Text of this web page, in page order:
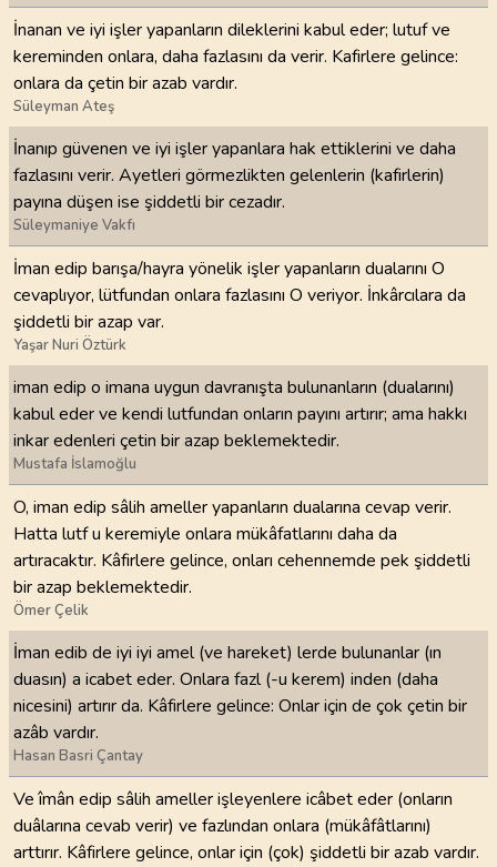
İnanan ve iyi işler yapanların dileklerini kabul eder; lutuf ve
kereminden onlara, daha fazlasını da verir. Kafirlere gelince:
onlara da çetin bir azab vardır.
Süleyman Ateş
İnanıp güvenen ve iyi işler yapanlara hak ettiklerini ve daha
fazlasını verir. Ayetleri görmezlikten gelenlerin (kafirlerin)
payına düşen ise şiddetli bir cezadır.
Süleymaniye Vakfı
İman edip barışa/hayra yönelik işler yapanların dualarını O
cevaplıyor, lütfundan onlara fazlasını O veriyor. İnkârcılara da
şiddetli bir azap var.
Yaşar Nuri Öztürk
iman edip o imana uygun davranışta bulunanların (dualarını)
kabul eder ve kendi lutfundan onların payını artırır; ama hakkı
inkar edenleri çetin bir azap beklemektedir.
Mustafa İslamoğlu
O, iman edip sâlih ameller yapanların dualarına cevap verir.
Hatta lutf u keremiyle onlara mükâfatlarını daha da
artıracaktır. Kâfirlere gelince, onları cehennemde pek şiddetli
bir azap beklemektedir.
Ömer Çelik
İman edib de iyi iyi amel (ve hareket) lerde bulunanlar (ın
duasın) a icabet eder. Onlara fazl (-u kerem) inden (daha
nicesini) artırır da. Kâfirlere gelince: Onlar için de çok çetin bir
azâb vardır.
Hasan Basri Çantay
Ve îmân edip sâlih ameller işleyenlere icâbet eder (onların
duâlarına cevab verir) ve fazlından onlara (mükâfâtlarını)
arttırır. Kâfirlere gelince, onlar için (çok) şiddetli bir azab vardır.